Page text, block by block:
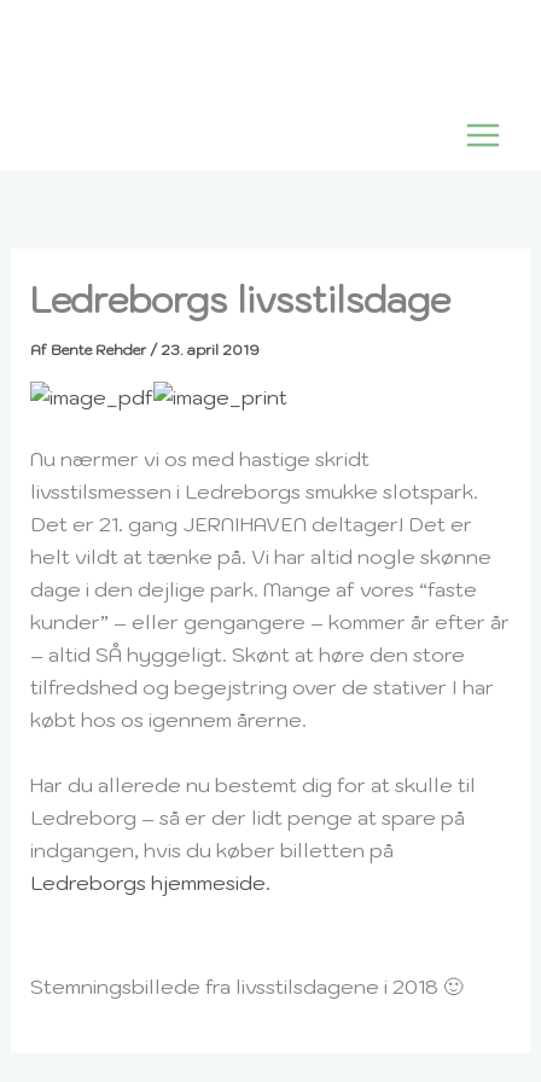
Ledreborgs livsstilsdage
Af Bente Rehder / 23. april 2019
Nu nærmer vi os med hastige skridt
livsstilsmessen i Ledreborgs smukke slotspark.
Det er 21. gang JERNIHAVEN deltager! Det er
helt vildt at tænke på. Vi har altid nogle skønne
dage i den dejlige park. Mange af vores “faste
kunder” – eller gengangere – kommer år efter år
– altid SÅ hyggeligt. Skønt at høre den store
tilfredshed og begejstring over de stativer I har
købt hos os igennem årerne.
Har du allerede nu bestemt dig for at skulle til
Ledreborg – så er der lidt penge at spare på
indgangen, hvis du køber billetten på
Ledreborgs hjemmeside.
Stemningsbillede fra livsstilsdagene i 2018 🙂